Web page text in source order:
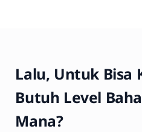
Lalu, Untuk Bisa
Butuh Level
Mana?